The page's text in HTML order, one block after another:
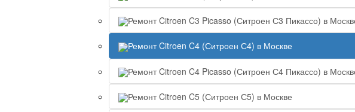
Ремонт Citroen C3 Picasso (Ситроен С3 Пикассо) в
Ремонт Citroen C4 (Ситроен С4) в Москве
Ремонт Citroen C4 Picasso (Ситроен С4 Пикассо) в
Ремонт Citroen C5 (Ситроен С5) в Москве